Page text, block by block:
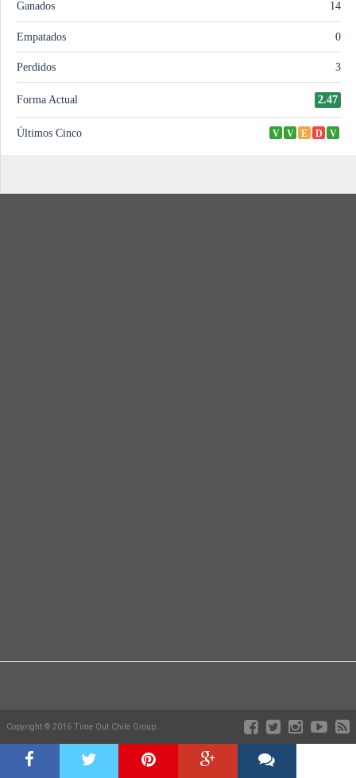
Copyright © 2016 Time Out Chile Group.